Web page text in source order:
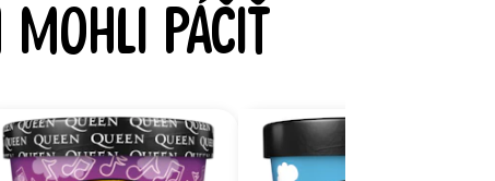
mohli páčiť